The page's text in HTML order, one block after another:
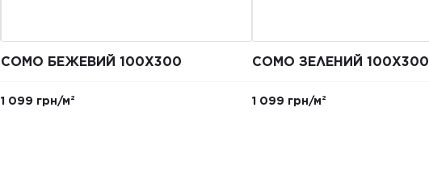
COMO БЕЖЕВИЙ 100X300
1 099 грн/м²
COMO ЗЕЛЕНИЙ 100X300
1 099 грн/м²